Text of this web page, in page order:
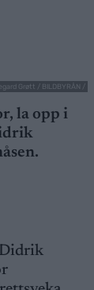
Grøtt / BILDBYRÅN /
la opp i
Didrik